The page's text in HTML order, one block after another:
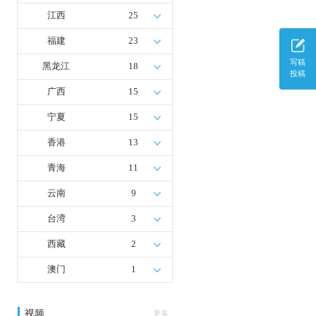
写稿
投稿
江西 25
福建 23
黑龙江 18
广西 15
宁夏 15
香港 13
青海 11
云南 9
台湾 3
西藏 2
澳门 1
视频 更多